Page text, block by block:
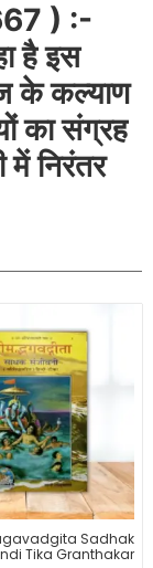
) :-
है इस
के कल्याण
का संग्रह
निरंतर
Sadhak
Tika Granthakar